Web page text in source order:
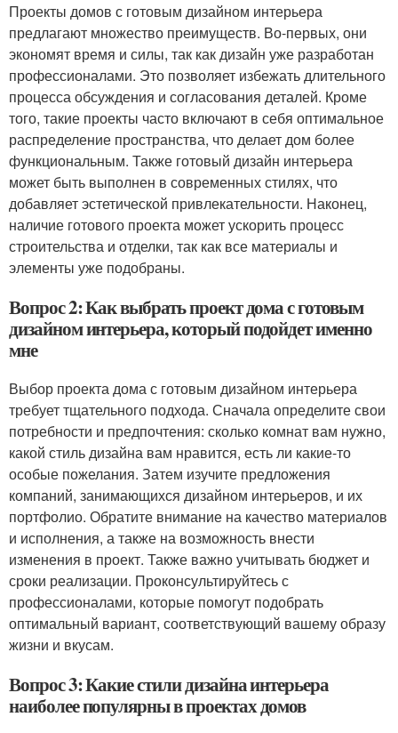
Проекты домов с готовым дизайном интерьера
предлагают множество преимуществ. Во-первых, они
экономят время и силы, так как дизайн уже разработан
профессионалами. Это позволяет избежать длительного
процесса обсуждения и согласования деталей. Кроме
того, такие проекты часто включают в себя оптимальное
распределение пространства, что делает дом более
функциональным. Также готовый дизайн интерьера
может быть выполнен в современных стилях, что
добавляет эстетической привлекательности. Наконец,
наличие готового проекта может ускорить процесс
строительства и отделки, так как все материалы и
элементы уже подобраны.
Вопрос 2: Как выбрать проект дома с готовым
дизайном интерьера, который подойдет именно
мне
Выбор проекта дома с готовым дизайном интерьера
требует тщательного подхода. Сначала определите свои
потребности и предпочтения: сколько комнат вам нужно,
какой стиль дизайна вам нравится, есть ли какие-то
особые пожелания. Затем изучите предложения
компаний, занимающихся дизайном интерьеров, и их
портфолио. Обратите внимание на качество материалов
и исполнения, а также на возможность внести
изменения в проект. Также важно учитывать бюджет и
сроки реализации. Проконсультируйтесь с
профессионалами, которые помогут подобрать
оптимальный вариант, соответствующий вашему образу
жизни и вкусам.
Вопрос 3: Какие стили дизайна интерьера
наиболее популярны в проектах домов